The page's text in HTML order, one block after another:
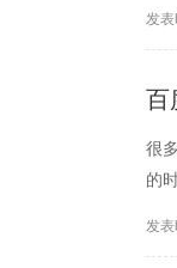
发
百
很
的
发